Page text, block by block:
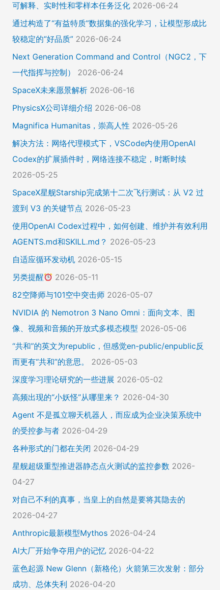
可解释、实时性和零样本任务泛化 2026-06-24
通过构造了“有益特质”数据集的强化学习，让模型形成比
较稳定的“好品质” 2026-06-24
Next Generation Command and Control（NGC2，下
一代指挥与控制）
2026-06-24
SpaceX未来愿景解析 2026-06-16
PhysicsX公司详细介绍 2026-06-08
Magnifica Humanitas，崇高人性 2026-05-26
解决方法：网络代理模式下，VSCode内使用OpenAI
Codex的扩展插件时，网络连接不稳定，时断时续
2026-05-25
SpaceX星舰Starship完成第十二次飞行测试：从 V2 过
渡到 V3 的关键节点 2026-05-23
使用OpenAI Codex过程中，如何创建、维护并有效利用
AGENTS.md和SKILL.md？ 2026-05-23
自适应循环发动机 2026-05-15
另类提醒
2026-05-11
82空降师与101空中突击师 2026-05-07
NVIDIA 的 Nemotron 3 Nano Omni：面向文本、图
像、视频和音频的开放式多模态模型 2026-05-06
“共和”的英文为republic，但感觉en-public/enpublic反
而更有“共和”的意思。
2026-05-03
深度学习理论研究的一些进展 2026-05-02
高频出现的“小妖怪”从哪里来？ 2026-04-30
Agent 不是孤立聊天机器人，而应成为企业决策系统中
的受控参与者 2026-04-29
各种形式的门都在关闭 2026-04-29
星舰超级重型推进器静态点火测试的监控参数 2026-
04-27
对自己不利的真事，当皇上的自然是要将其隐去的
2026-04-27
Anthropic最新模型Mythos 2026-04-24
AI大厂开始争夺用户的记忆 2026-04-22
蓝色起源 New Glenn（新格伦）火箭第三次发射：部分
成功、总体失利 2026-04-20